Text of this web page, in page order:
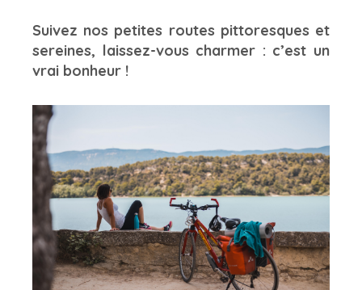
Suivez nos petites routes pittoresques et
sereines, laissez-vous charmer : c’est un
vrai bonheur !